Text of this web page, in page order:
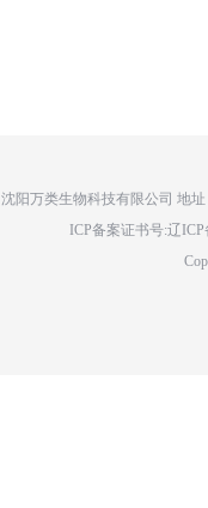
沈阳万类生物科技有限公司 地
ICP备案证书号:辽